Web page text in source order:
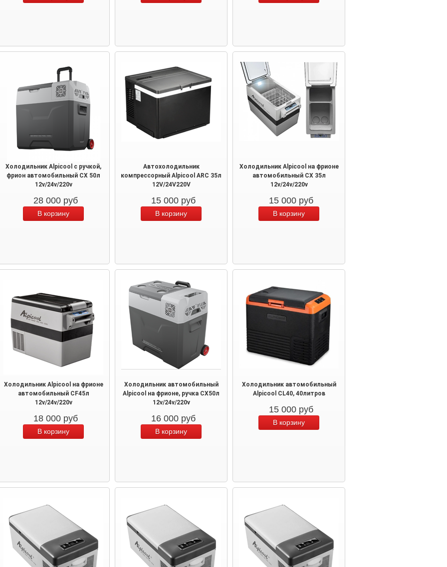
Холодильник Alpicool с ручкой,
фрион автомобильный CX 50л
12v/24v/220v
28 000 руб
Автохолодильник
компрессорный Alpicool ARC 35л
12V/24V220V
15 000 руб
Холодильник Alpicool на фрионе
автомобильный CX 35л
12v/24v/220v
15 000 руб
Холодильник Alpicool на фрионе
автомобильный CF45л
12v/24v/220v
18 000 руб
Холодильник автомобильный
Alpicool на фрионе, ручка CX50л
12v/24v/220v
16 000 руб
Холодильник автомобильный
Alpicool CL40, 40литров
15 000 руб